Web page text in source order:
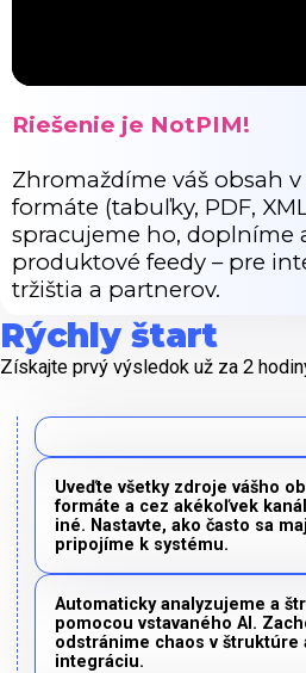
Riešenie je NotPIM!
Zhromaždíme váš obsah
formáte (tabuľky, PDF,
spracujeme ho, doplníme
produktové feedy – pre
tržištia a partnerov.
Rýchly štart
Získajte prvý výsledok už za 2
Uveďte všetky zdroje vášho
formáte a cez akékoľvek
iné. Nastavte, ako často sa
pripojíme k systému.
Automaticky analyzujeme a
pomocou vstavaného AI.
odstránime chaos v štruktúre
integráciu.